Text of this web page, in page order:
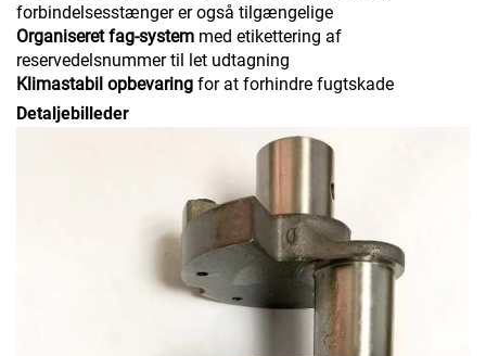
forbindelsesstænger er også tilgængelige
Organiseret fag-system med etikettering af
reservedelsnummer til let udtagning
Klimastabil opbevaring for at forhindre fugtskade
Detaljebilleder